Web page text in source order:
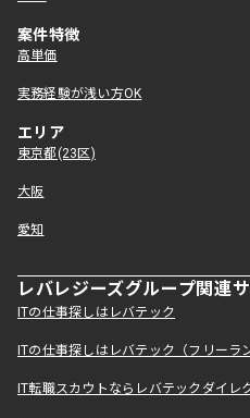
案件特徴
高単価
実務経験が浅い方OK
エリア
東京都(23区)
大阪
愛知
レバレジーズグループ関連
ITの仕事探しはレバテック
ITの仕事探しはレバテック（フリーラ
IT転職スカウトならレバテックダイレ